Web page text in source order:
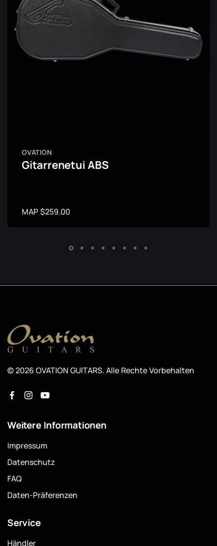
OVATION
Gitarrenetui ABS
MAP $259.00
© 2026 OVATION GUITARS. Alle Rechte Vorbehalten
Weitere Informationen
Impressum
Datenschutz
FAQ
Daten-Präferenzen
Service
Händler